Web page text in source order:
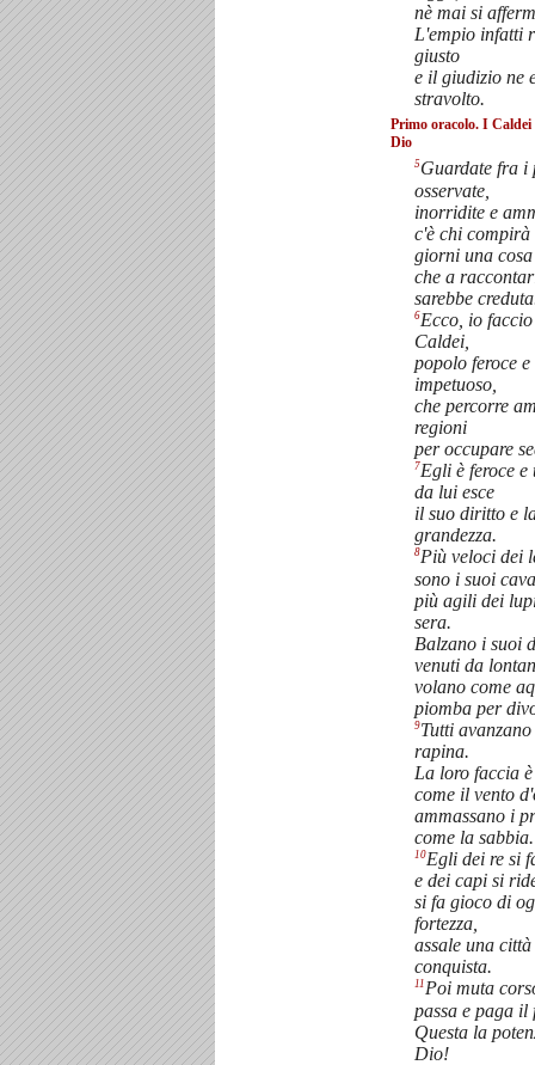
nè mai si
L'empio infatti
giusto
e il giudizio ne
stravolto.
Primo oracolo. I Caldei
Dio
5Guardate fra i
osservate,
inorridite e
c'è chi
giorni una cosa
che a
sarebbe
6Ecco, io
Caldei,
popolo feroce e
impetuoso,
che percorre
regioni
per occupare
7Egli è feroce
da lui esce
il suo diritto e
grandezza.
8Più veloci dei
sono i suoi
più agili dei
sera.
Balzano i suoi
venuti da
volano come
piomba per
9Tutti
rapina.
La loro faccia
come il vento
ammassano i
come la sabbia.
10Egli dei re si
e dei capi si
si fa gioco di
fortezza,
assale una
conquista.
11Poi muta
passa e paga il
Questa la
Dio!